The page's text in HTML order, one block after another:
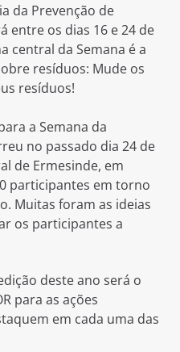
da Prevenção de
entre os dias 16 e 24 de
central da Semana é a
resíduos: Mude os
resíduos!
a Semana da
no passado dia 24 de
de Ermesinde, em
participantes em torno
Muitas foram as ideias
os participantes a
deste ano será o
para as ações
em cada uma das